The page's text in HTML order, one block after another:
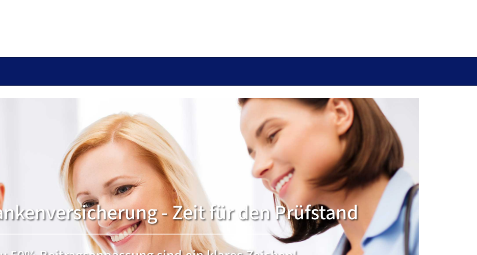
- Zeit für den Prüfstand